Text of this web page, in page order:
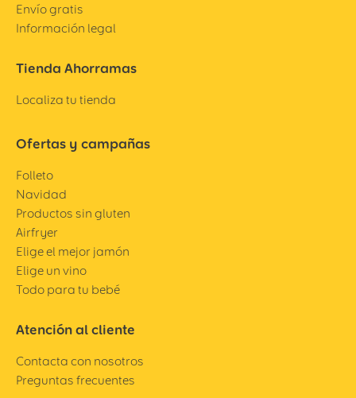
Envío gratis
Información legal
Tienda Ahorramas
Localiza tu tienda
Ofertas y campañas
Folleto
Navidad
Productos sin gluten
Airfryer
Elige el mejor jamón
Elige un vino
Todo para tu bebé
Atención al cliente
Contacta con nosotros
Preguntas frecuentes